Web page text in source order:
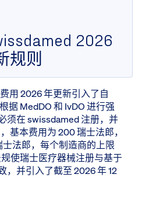
2026
规则
用 2026 年更新引入了自
据 MedDO 和 IvDO 进行强
须在 swissdamed 注册，并
基本费用为 200 瑞士法郎，
法郎，每个制造商的上限
使瑞士医疗器械注册与基于
，并引入了截至 2026 年 12